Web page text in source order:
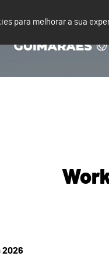
para melhorar a sua
2026